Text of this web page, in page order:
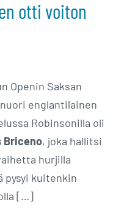
otti voiton
Openin Saksan
englantilainen
Robinsonilla oli
Briceno, joka hallitsi
hurjilla
pysyi kuitenkin
[…]